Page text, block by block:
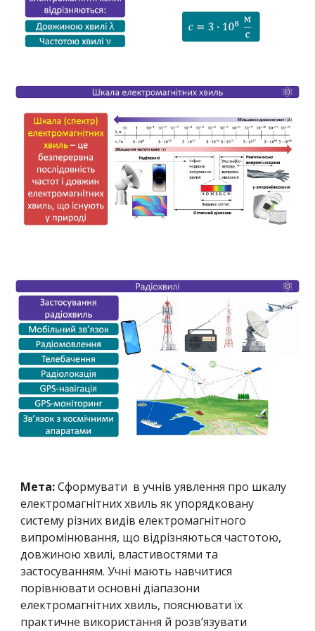
Мета:Сформувати в учнів уявлення про шкалу
електромагнітних хвиль як упорядковану
систему різних видів електромагнітного
випромінювання, що відрізняються частотою,
довжиною хвилі, властивостями та
застосуванням. Учні мають навчитися
порівнювати основні діапазони
електромагнітних хвиль, пояснювати їх
практичне використання й розв’язувати